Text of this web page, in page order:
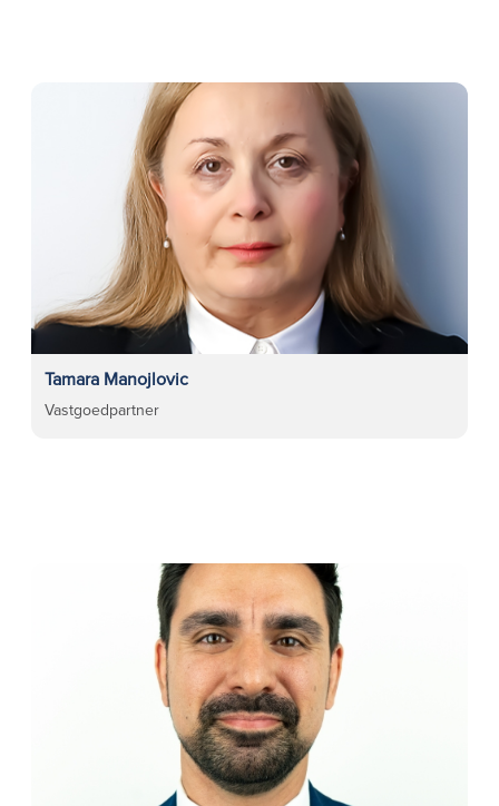
Tamara Manojlovic
Vastgoedpartner